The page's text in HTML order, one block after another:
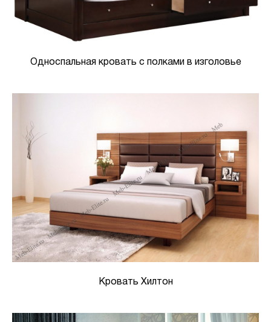
Односпальная кровать с полками в изголовье
Кровать Хилтон